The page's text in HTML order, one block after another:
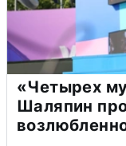
«Четырех
Шаляпин